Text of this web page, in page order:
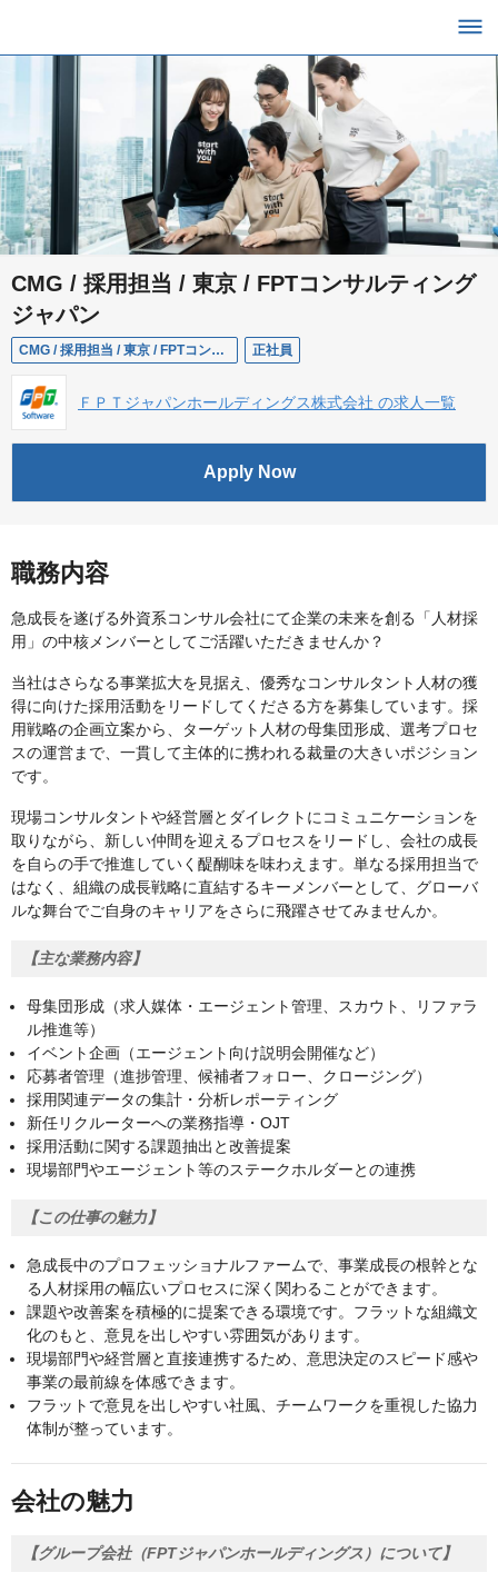
CMG / 採用担当 / 東京 / FPTコンサルティング
ジャパン
CMG / 採用担当 / 東京 / FPTコンサルティングジャパン 正社員
ＦＰＴジャパンホールディングス株式会社 の求人一覧
Apply Now
職務内容
急成長を遂げる外資系コンサル会社にて企業の未来を創る「人材採
用」の中核メンバーとしてご活躍いただきませんか？
当社はさらなる事業拡大を見据え、優秀なコンサルタント人材の獲
得に向けた採用活動をリードしてくださる方を募集しています。採
用戦略の企画立案から、ターゲット人材の母集団形成、選考プロセ
スの運営まで、一貫して主体的に携われる裁量の大きいポジション
です。
現場コンサルタントや経営層とダイレクトにコミュニケーションを
取りながら、新しい仲間を迎えるプロセスをリードし、会社の成長
を自らの手で推進していく醍醐味を味わえます。単なる採用担当で
はなく、組織の成長戦略に直結するキーメンバーとして、グローバ
ルな舞台でご自身のキャリアをさらに飛躍させてみませんか。
【主な業務内容】
母集団形成（求人媒体・エージェント管理、スカウト、リファラ
ル推進等）
イベント企画（エージェント向け説明会開催など）
応募者管理（進捗管理、候補者フォロー、クロージング）
採用関連データの集計・分析レポーティング
新任リクルーターへの業務指導・OJT
採用活動に関する課題抽出と改善提案
現場部門やエージェント等のステークホルダーとの連携
【この仕事の魅力】
急成長中のプロフェッショナルファームで、事業成長の根幹とな
る人材採用の幅広いプロセスに深く関わることができます。
課題や改善案を積極的に提案できる環境です。フラットな組織文
化のもと、意見を出しやすい雰囲気があります。
現場部門や経営層と直接連携するため、意思決定のスピード感や
事業の最前線を体感できます。
フラットで意見を出しやすい社風、チームワークを重視した協力
体制が整っています。
会社の魅力
【グループ会社（FPTジャパンホールディングス）について】